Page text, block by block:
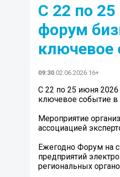
С 22 по
форум
ключевое
09:30 02.06.2026 16+
С 22 по 25 июня 2026
ключевое событие в
Мероприятие
ассоциацией
Ежегодно Форум на
предприятий
региональных